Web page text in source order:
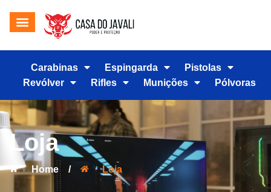
Carabinas Espingarda
Pistolas
Revólver
Rifles Munições Pólvoras
Loja
Home / Loja